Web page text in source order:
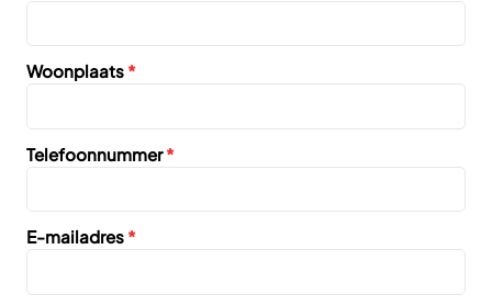
Woonplaats *
Telefoonnummer*
E-mailadres *